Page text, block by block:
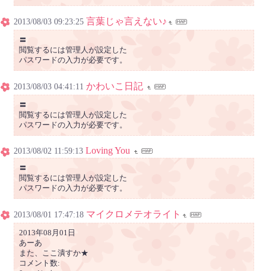
2013/08/03 09:23:25 言葉じゃ言えない♪
〓
閲覧するには管理人が設定した
パスワードの入力が必要です。
2013/08/03 04:41:11 かわいこ日記
〓
閲覧するには管理人が設定した
パスワードの入力が必要です。
2013/08/02 11:59:13 Loving You
〓
閲覧するには管理人が設定した
パスワードの入力が必要です。
2013/08/01 17:47:18 マイクロメテオライト
2013年08月01日
あーあ
また、ここ潰すか★
コメント数: